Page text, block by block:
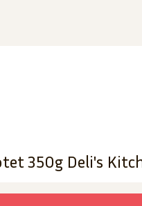
350g Deli's